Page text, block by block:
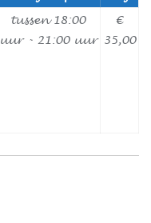
tussen 18:00
uur - 21:00 uur
€
35,00